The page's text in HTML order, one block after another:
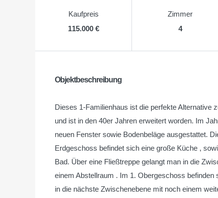
Kaufpreis
115.000 €
Zimmer
4
Objektbeschreibung
Dieses 1-Familienhaus ist die perfekte Alternative
und ist in den 40er Jahren erweitert worden. Im
neuen Fenster sowie Bodenbeläge ausgestattet.
Erdgeschoss befindet sich eine große Küche ,
Bad. Über eine Fließtreppe gelangt man in die
einem Abstellraum . Im 1. Obergeschoss
in die nächste Zwischenebene mit noch einem